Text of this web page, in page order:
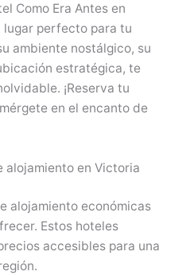
Como Era Antes en
lugar perfecto para tu
ambiente nostálgico, su
estratégica, te
¡Reserva tu
en el encanto de
alojamiento en Victoria
alojamiento económicas
Estos hoteles
accesibles para una